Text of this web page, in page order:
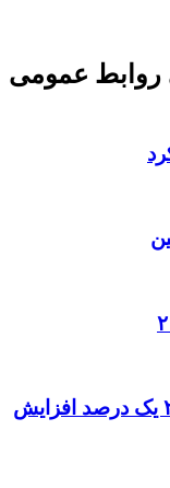
روابط عمومی
تولید سنگ‌آهن واله در فصل دوم ۲۰۲۶ یک درصد افزایش